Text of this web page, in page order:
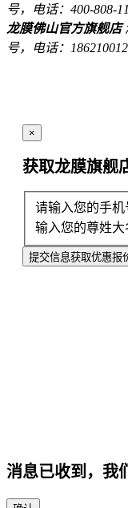
号，电话：400-808-
龙膜佛山官方旗舰店
号，电话：
×
获取龙膜旗舰
请输入您的手机
输入您的尊姓大
提交信息获取优惠报
消息已收到，我